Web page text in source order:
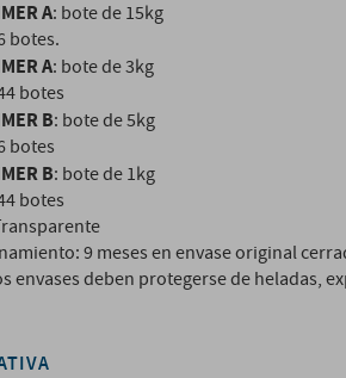
A: bote de 15kg
botes.
A: bote de 3kg
botes
B: bote de 5kg
botes
B: bote de 1kg
botes
9 meses en envase original
envases deben protegerse de heladas,